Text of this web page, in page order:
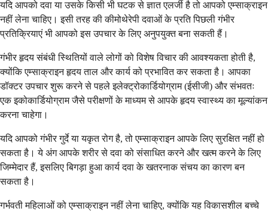
यदि आपको दवा या उसके किसी भी घटक से ज्ञात एलर्जी है तो आपको एम्साक्राइन
नहीं लेना चाहिए। इसी तरह की कीमोथेरेपी दवाओं के प्रति पिछली गंभीर
प्रतिक्रियाएं भी आपको इस उपचार के लिए अनुपयुक्त बना सकती हैं।
गंभीर हृदय संबंधी स्थितियों वाले लोगों को विशेष विचार की आवश्यकता होती है,
क्योंकि एम्साक्राइन हृदय ताल और कार्य को प्रभावित कर सकता है। आपका
डॉक्टर उपचार शुरू करने से पहले इलेक्ट्रोकार्डियोग्राम (ईसीजी) और संभवतः
एक इकोकार्डियोग्राम जैसे परीक्षणों के माध्यम से आपके हृदय स्वास्थ्य का मूल्यांकन
करना चाहेगा।
यदि आपको गंभीर गुर्दे या यकृत रोग है, तो एम्साक्राइन आपके लिए सुरक्षित नहीं हो
सकता है। ये अंग आपके शरीर से दवा को संसाधित करने और खत्म करने के लिए
जिम्मेदार हैं, इसलिए बिगड़ा हुआ कार्य दवा के खतरनाक संचय का कारण बन
सकता है।
गर्भवती महिलाओं को एम्साक्राइन नहीं लेना चाहिए, क्योंकि यह विकासशील बच्चे